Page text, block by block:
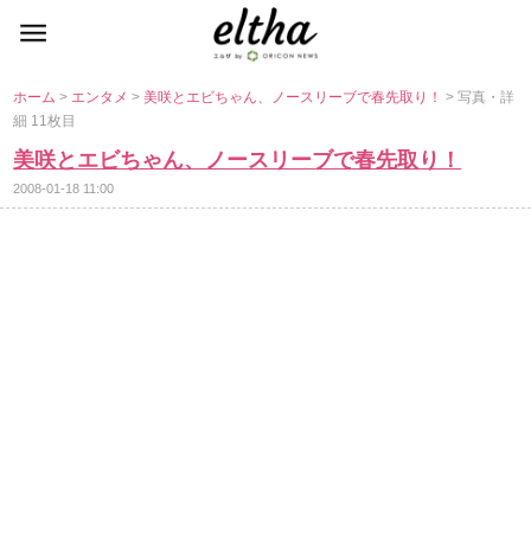
ホーム> エンタメ>美咲とエビちゃん、ノースリーブで春先取り！> 写真・詳
細 11枚目
美咲とエビちゃん、ノースリーブで春先取り！
2008-01-18 11:00